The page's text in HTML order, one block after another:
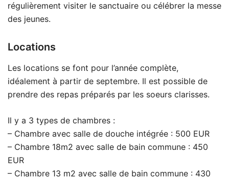
régulièrement visiter le sanctuaire ou célébrer la messe
des jeunes.
Locations
Les locations se font pour l’année complète,
idéalement à partir de septembre. Il est possible de
prendre des repas préparés par les soeurs clarisses.
Il y a 3 types de chambres :
– Chambre avec salle de douche intégrée : 500 EUR
– Chambre 18m2 avec salle de bain commune : 450
EUR
– Chambre 13 m2 avec salle de bain commune : 430